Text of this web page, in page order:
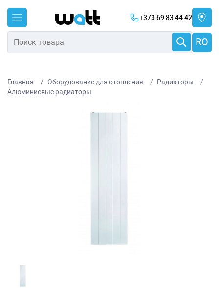
+373 69 83 44 42
RO
Главная Оборудование для отопления
Радиаторы
Алюминиевые радиаторы